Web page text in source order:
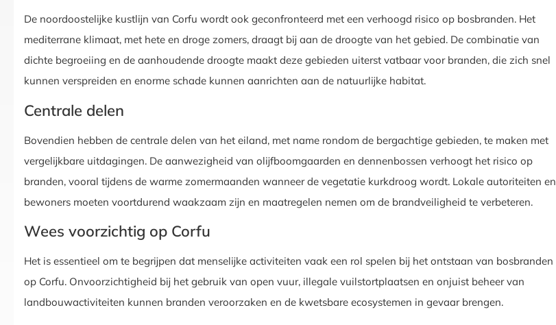
De noordoostelijke kustlijn van Corfu wordt ook geconfronteerd met een verhoogd risico op bosbranden. Het
mediterrane klimaat, met hete en droge zomers, draagt bij aan de droogte van het gebied. De combinatie van
dichte begroeiing en de aanhoudende droogte maakt deze gebieden uiterst vatbaar voor branden, die zich snel
kunnen verspreiden en enorme schade kunnen aanrichten aan de natuurlijke habitat.
Centrale delen
Bovendien hebben de centrale delen van het eiland, met name rondom de bergachtige gebieden, te maken met
vergelijkbare uitdagingen. De aanwezigheid van olijfboomgaarden en dennenbossen verhoogt het risico op
branden, vooral tijdens de warme zomermaanden wanneer de vegetatie kurkdroog wordt. Lokale autoriteiten en
bewoners moeten voortdurend waakzaam zijn en maatregelen nemen om de brandveiligheid te verbeteren.
Wees voorzichtig op Corfu
Het is essentieel om te begrijpen dat menselijke activiteiten vaak een rol spelen bij het ontstaan van bosbranden
op Corfu. Onvoorzichtigheid bij het gebruik van open vuur, illegale vuilstortplaatsen en onjuist beheer van
landbouwactiviteiten kunnen branden veroorzaken en de kwetsbare ecosystemen in gevaar brengen.